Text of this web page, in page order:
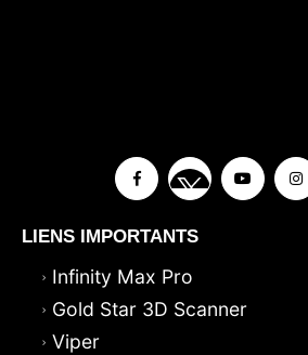
LIENS IMPORTANTS
Infinity Max Pro
Gold Star 3D Scanner
Viper